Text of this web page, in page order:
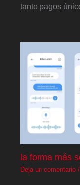
tanto pagos
la forma más
Deja un comentario /